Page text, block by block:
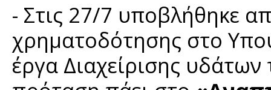
- Στις 27/7 υποβλήθηκε
χρηματοδότησης στο
έργα Διαχείρισης